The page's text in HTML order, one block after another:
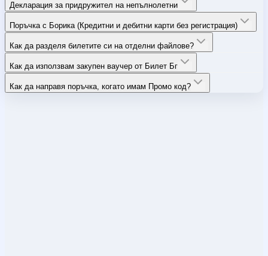
Декларация за придружител на непълнолетни
Поръчка с Борика (Кредитни и дебитни карти без регистрация)
Как да разделя билетите си на отделни файлове?
Как да използвам закупен ваучер от Билет Бг
Как да направя поръчка, когато имам Промо код?